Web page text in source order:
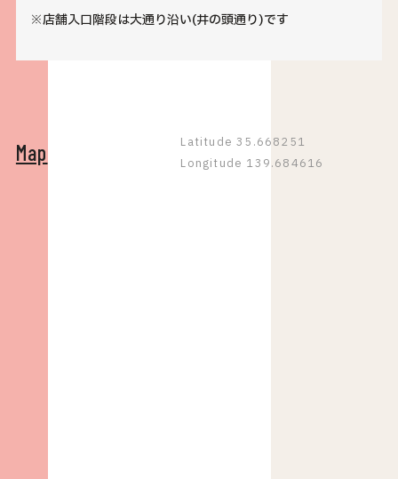
※店舗入口階段は大通り沿い(井の頭通り)です
Map
Latitude 35.668251
Longitude 139.684616